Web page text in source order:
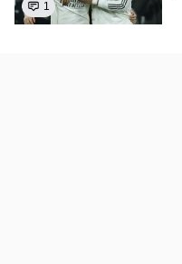
1